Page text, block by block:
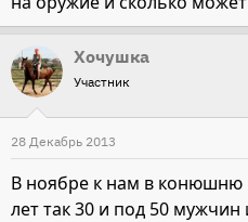
Хочушка
Участник
28 Декабрь 2013
В ноябре к нам в конюшню
лет так 30 и под 50 мужчин